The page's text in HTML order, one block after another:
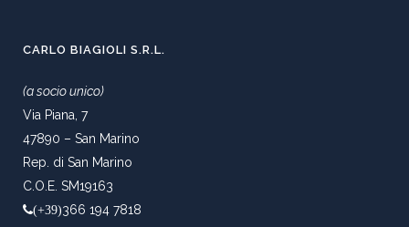
CARLO BIAGIOLI S.R.L.
(a socio unico)
Via Piana, 7
47890 – San Marino
Rep. di San Marino
C.O.E. SM19163
(+39)366 194 7818